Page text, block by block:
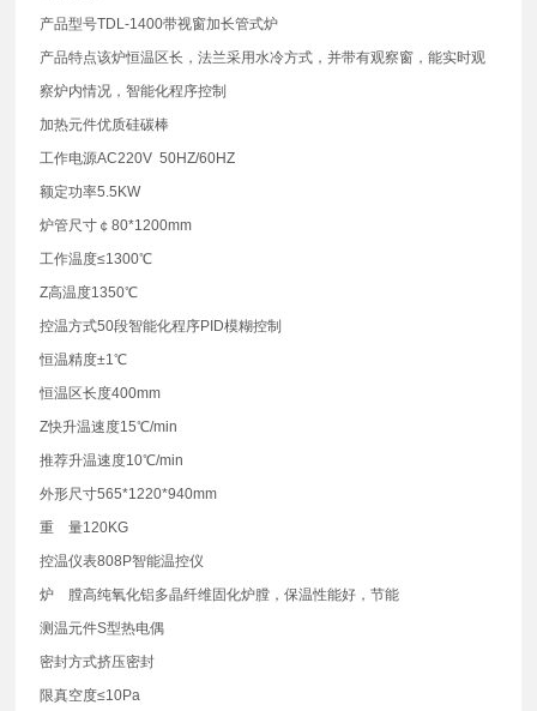
产品型号TDL-1400带视窗加长管式炉
产品特点该炉恒温区长，法兰采用水冷方式，并带有观察窗，能实时观
察炉内情况，智能化程序控制
加热元件优质硅碳棒
工作电源AC220V 50HZ/60HZ
额定功率5.5KW
炉管尺寸￠80*1200mm
工作温度≤1300℃
Z高温度1350℃
控温方式50段智能化程序PID模糊控制
恒温精度±1℃
恒温区长度400mm
Z快升温速度15℃/min
推荐升温速度10℃/min
外形尺寸565*1220*940mm
重 量120KG
控温仪表808P智能温控仪
炉 膛高纯氧化铝多晶纤维固化炉膛，保温性能好，节能
测温元件S型热电偶
密封方式挤压密封
限真空度≤10Pa